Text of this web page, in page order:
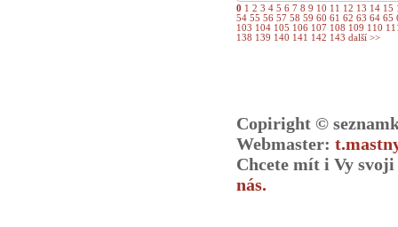
0 1 2 3 4 5 6 7 8 9 10 11 12 13 14 15
54 55 56 57 58 59 60 61 62 63 64 65
103 104 105 106 107 108 109 110
138 139 140 141 142 143 další >>
Copiright ©
Webmaster:
Chcete mít i Vy
nás.